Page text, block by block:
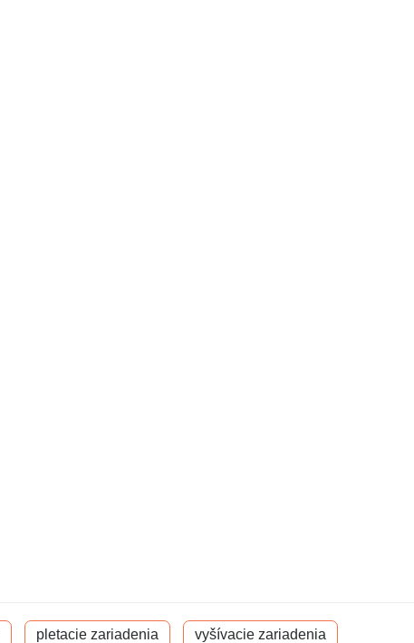
pletacie zariadenia vyšívacie zariadenia